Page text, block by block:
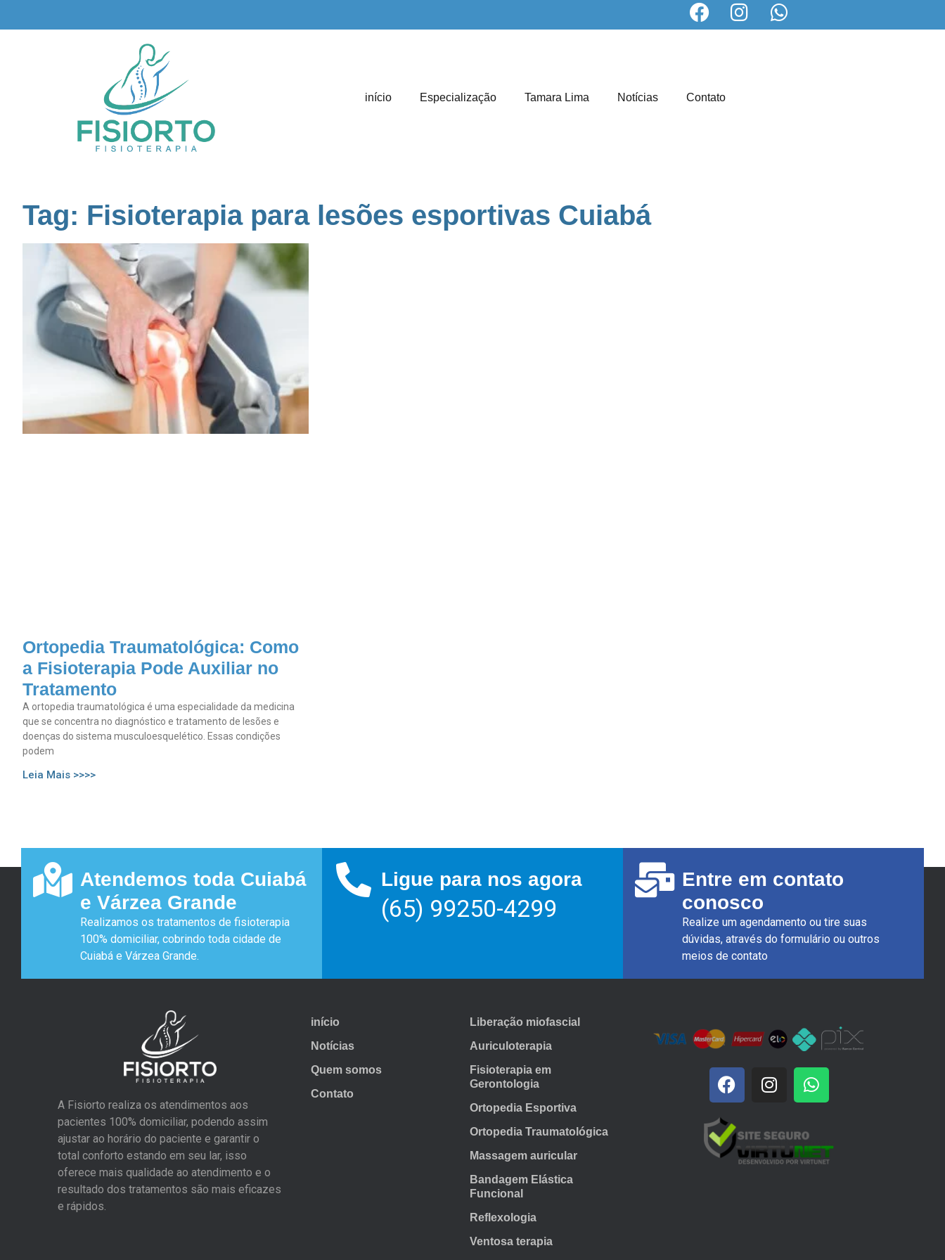
início Especialização Tamara Lima Notícias Contato
Tag: Fisioterapia para lesões esportivas Cuiabá
Ortopedia Traumatológica: Como
a Fisioterapia Pode Auxiliar no
Tratamento
A ortopedia traumatológica é uma especialidade da medicina
que se concentra no diagnóstico e tratamento de lesões e
doenças do sistema musculoesquelético. Essas condições
podem
Leia Mais >>>>
Atendemos toda Cuiabá
e Várzea Grande
Realizamos os tratamentos de fisioterapia
100% domiciliar, cobrindo toda cidade de
Cuiabá e Várzea Grande.
Ligue para nos agora
(65) 99250-4299
Entre em contato
conosco
Realize um agendamento ou tire suas
dúvidas, através do formulário ou outros
meios de contato
A Fisiorto realiza os atendimentos aos
pacientes 100% domiciliar, podendo assim
ajustar ao horário do paciente e garantir o
total conforto estando em seu lar, isso
oferece mais qualidade ao atendimento e o
resultado dos tratamentos são mais eficazes
e rápidos.
início
Notícias
Quem somos
Contato
Liberação miofascial
Auriculoterapia
Fisioterapia em
Gerontologia
Ortopedia Esportiva
Ortopedia Traumatológica
Massagem auricular
Bandagem Elástica
Funcional
Reflexologia
Ventosa terapia